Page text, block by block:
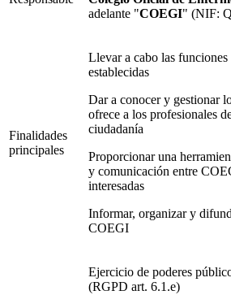
adelante "COEGI" (NIF:
Finalidades
principales
Llevar a cabo las
establecidas
Dar a conocer y gestionar
ofrece a los profesionales
ciudadanía
Proporcionar una
y comunicación entre
interesadas
Informar, organizar y
COEGI
Ejercicio de poderes
(RGPD art. 6.1.e)